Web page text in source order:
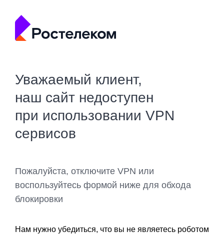
Уважаемый клиент,
наш сайт недоступен
при использовании VPN
сервисов
Пожалуйста, отключите VPN или
воспользуйтесь формой ниже для обхода
блокировки
Нам нужно убедиться, что вы не являетесь роботом